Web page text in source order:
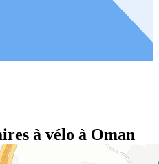
à vélo à Oman